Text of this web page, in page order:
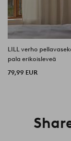
LILL verho
pala erikoisleveä
79,99 EUR